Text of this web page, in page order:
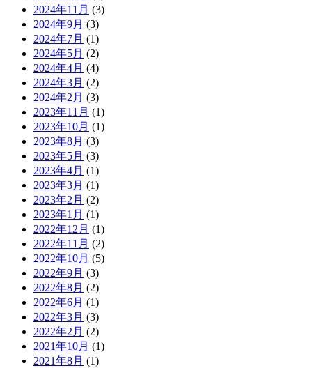
2024年11月 (3)
2024年9月 (3)
2024年7月 (1)
2024年5月 (2)
2024年4月 (4)
2024年3月 (2)
2024年2月 (3)
2023年11月 (1)
2023年10月 (1)
2023年8月 (3)
2023年5月 (3)
2023年4月 (1)
2023年3月 (1)
2023年2月 (2)
2023年1月 (1)
2022年12月 (1)
2022年11月 (2)
2022年10月 (5)
2022年9月 (3)
2022年8月 (2)
2022年6月 (1)
2022年3月 (3)
2022年2月 (2)
2021年10月 (1)
2021年8月 (1)